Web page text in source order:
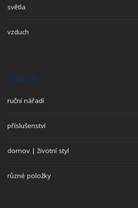
světla
vzduch
PREMION
ruční nářadí
příslušenství
domov | životní styl
různé položky